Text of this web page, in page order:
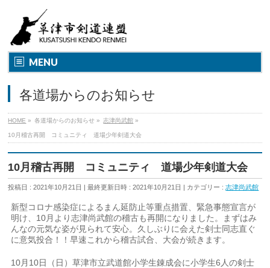
MENU
各道場からのお知らせ
HOME » 各道場からのお知らせ » 志津尚武館 »
10月稽古再開 コミュニティ 道場少年剣道大会
10月稽古再開 コミュニティ 道場少年剣道大会
投稿日 : 2021年10月21日 最終更新日時 : 2021年10月21日 カテゴリー :志津尚武館
新型コロナ感染症によるまん延防止等重点措置、緊急事態宣言が
明け、10月より志津尚武館の稽古も再開になりました。まずはみ
んなの元気な姿が見られて安心。久しぶりに会えた剣士同志直ぐ
に意気投合！！早速これから稽古試合、大会が続きます。
10月10日（日）草津市立武道館小学生錬成会に小学生6人の剣士